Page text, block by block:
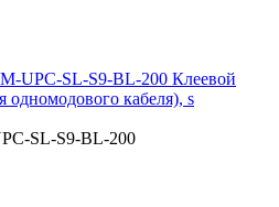
UPC-SL-S9-BL-200 Клеевой
одномодового кабеля), s
SL-S9-BL-200